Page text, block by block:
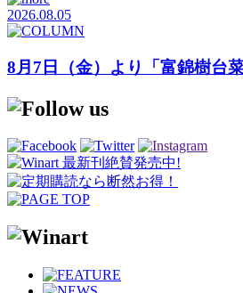
2026.08.05
8月7日（金）より「富錦樹台